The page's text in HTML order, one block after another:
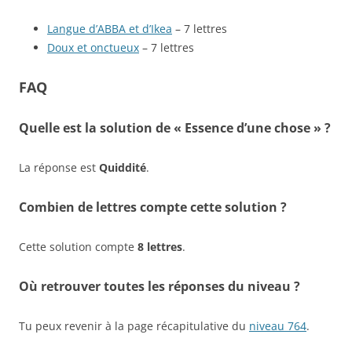
Langue d’ABBA et d’Ikea – 7 lettres
Doux et onctueux – 7 lettres
FAQ
Quelle est la solution de « Essence d’une chose » ?
La réponse est Quiddité.
Combien de lettres compte cette solution ?
Cette solution compte 8 lettres.
Où retrouver toutes les réponses du niveau ?
Tu peux revenir à la page récapitulative du niveau 764.